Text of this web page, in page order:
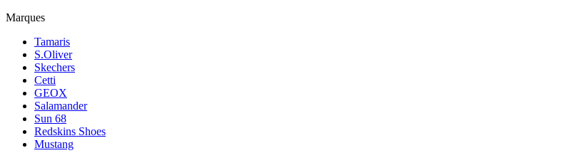
Marques
Tamaris
S.Oliver
Skechers
Cetti
GEOX
Salamander
Sun 68
Redskins Shoes
Mustang